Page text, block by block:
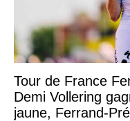
Tour de France
Demi Vollering
jaune, Ferrand-